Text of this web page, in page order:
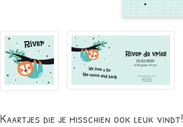
Kaartjes die je misschien ook leuk vindt!